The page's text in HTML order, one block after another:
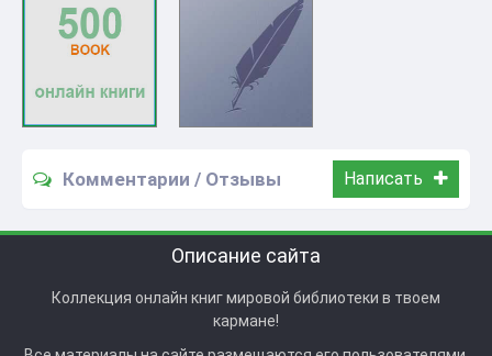
Комментарии / Отзывы Написать
Описание сайта
Коллекция онлайн книг мировой библиотеки в твоем
кармане!